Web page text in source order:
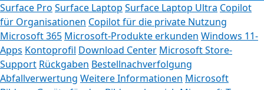
Surface Pro Surface Laptop Surface Laptop Ultra Copilot
für Organisationen Copilot für die private Nutzung
Microsoft 365 Microsoft-Produkte erkunden Windows 11-
Apps Kontoprofil Download Center Microsoft Store-
Support Rückgaben Bestellnachverfolgung
Abfallverwertung Weitere Informationen Microsoft